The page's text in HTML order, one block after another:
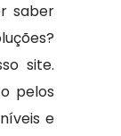
saber
site.
pelos
e